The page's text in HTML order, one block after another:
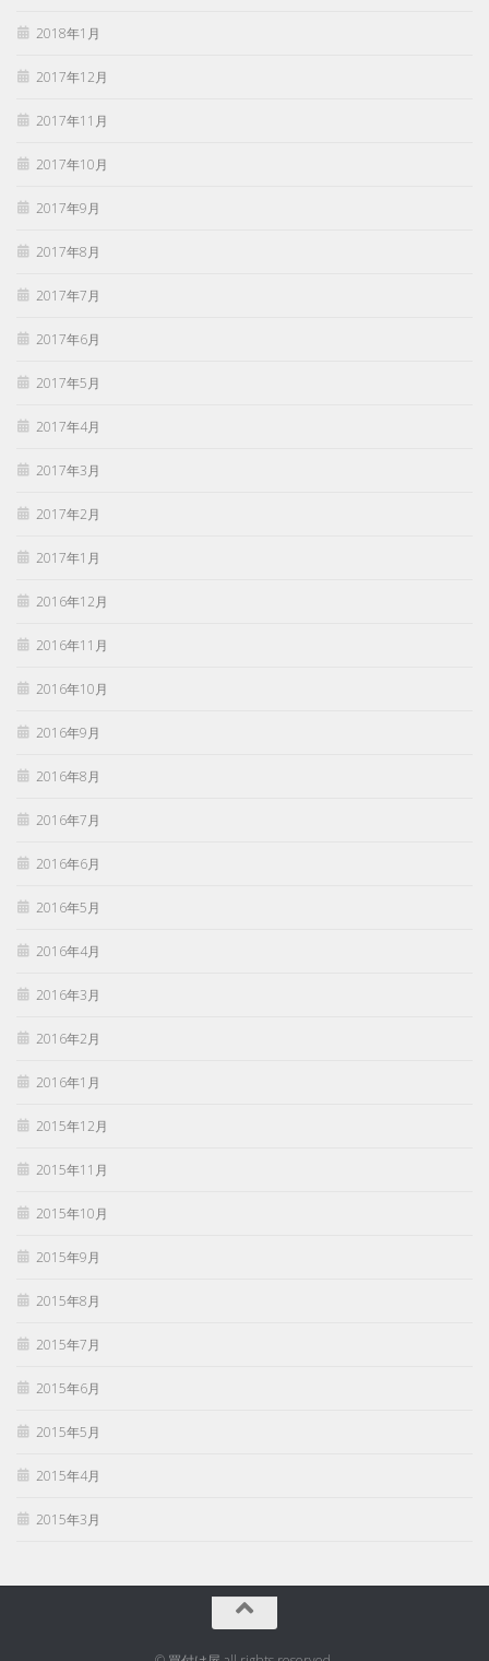
2018年1月
2017年12月
2017年11月
2017年10月
2017年9月
2017年8月
2017年7月
2017年6月
2017年5月
2017年4月
2017年3月
2017年2月
2017年1月
2016年12月
2016年11月
2016年10月
2016年9月
2016年8月
2016年7月
2016年6月
2016年5月
2016年4月
2016年3月
2016年2月
2016年1月
2015年12月
2015年11月
2015年10月
2015年9月
2015年8月
2015年7月
2015年6月
2015年5月
2015年4月
2015年3月